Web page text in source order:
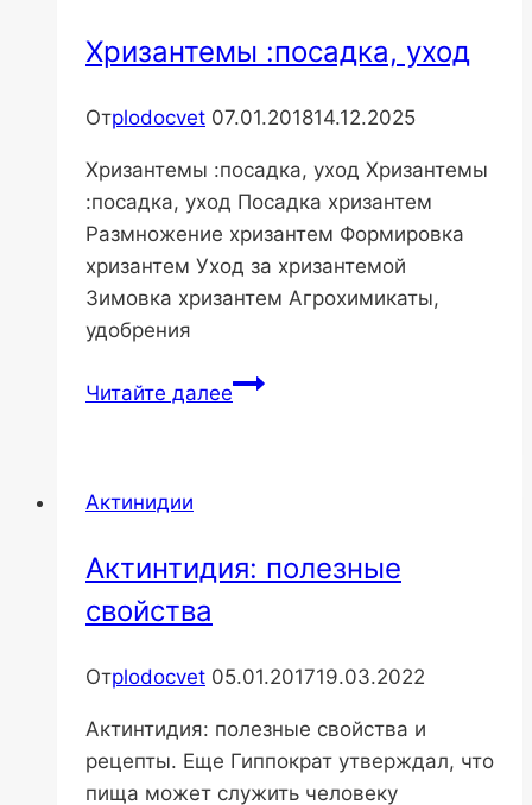
Хризантемы :посадка, уход
Отplodocvet 07.01.201814.12.2025
Хризантемы :посадка, уход Хризантемы
:посадка, уход Посадка хризантем
Размножение хризантем Формировка
хризантем Уход за хризантемой
Зимовка хризантем Агрохимикаты,
удобрения
Читайте далееХризантемы
Актинидии
Актинтидия: полезные
свойства
Отplodocvet 05.01.201719.03.2022
Актинтидия: полезные свойства и
рецепты. Еще Гиппократ утверждал, что
пища может служить человеку